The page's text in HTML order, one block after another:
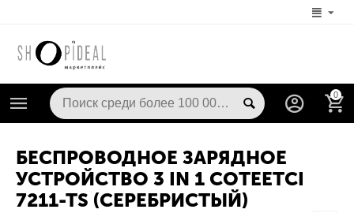
0
БЕСПРОВОДНОЕ ЗАРЯДНОЕ
УСТРОЙСТВО 3 IN 1 COTEETCI
7211-TS (СЕРЕБРИСТЫЙ)